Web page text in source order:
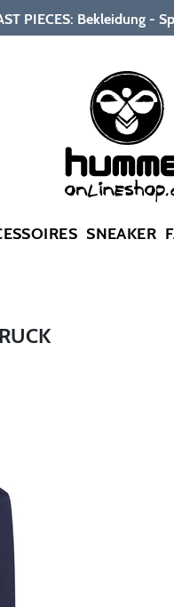
PIECES: Bekleidung -
SNEAKER